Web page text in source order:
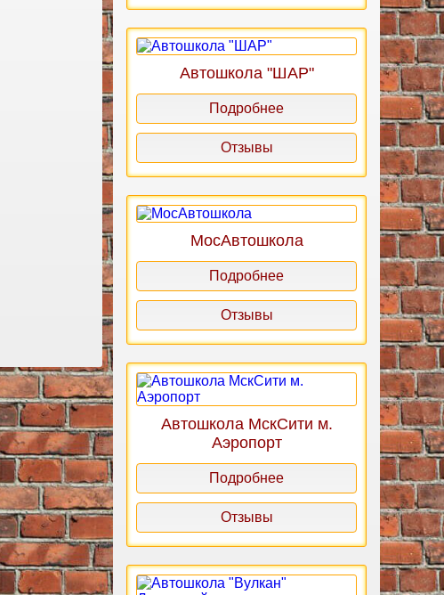
Автошкола "ШАР"
Подробнее
Отзывы
МосАвтошкола
Подробнее
Отзывы
Автошкола МскСити м.
Аэропорт
Подробнее
Отзывы